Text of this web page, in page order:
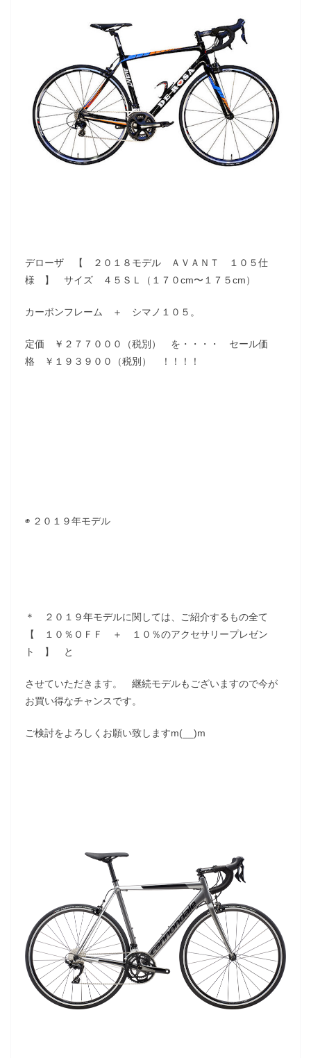
デローザ 【 ２０１８モデル ＡＶＡＮＴ １０５仕
様 】 サイズ ４５ＳＬ（１７０cm〜１７５cm）
カーボンフレーム ＋ シマノ１０５。
定価 ￥２７７０００（税別） を・・・・ セール価
格 ￥１９３９００（税別） ！！！！
◉ ２０１９年モデル
＊ ２０１９年モデルに関しては、ご紹介するもの全て
【 １０％ＯＦＦ ＋ １０％のアクセサリープレゼン
ト 】 と
させていただきます。 継続モデルもございますので今が
お買い得なチャンスです。
ご検討をよろしくお願い致しますm(__)m